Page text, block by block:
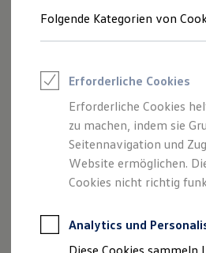
Junge Gebrauchtwagen
Saisonangebote
Leasing
Leasing-Angebote
Gebrauchtwagen
Junge
Elektroauto Leasing
Kleinwagen-Leasing
Leasing ohne
Autokredit mit
Versicherungen und
Kfz-Versicherung
Eine Spur
neue
ID. Polo
Folgende Kategorien von
Erforderliche Cookies
Erforderliche Cookies
zu machen, indem sie
Seitennavigation und
Website ermöglichen.
Cookies nicht richtig
Analytics und
Diese Cookies